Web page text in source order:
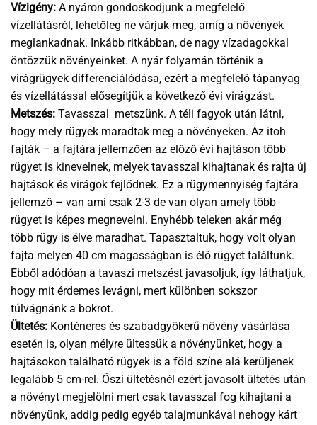
Vízigény: A nyáron gondoskodjunk a megfelelő
vízellátásról, lehetőleg ne várjuk meg, amíg a növények
meglankadnak. Inkább ritkábban, de nagy vízadagokkal
öntözzük növényeinket. A nyár folyamán történik a
virágrügyek differenciálódása, ezért a megfelelő tápanyag
és vízellátással elősegítjük a következő évi virágzást.
Metszés: Tavasszal metszünk. A téli fagyok után látni,
hogy mely rügyek maradtak meg a növényeken. Az itoh
fajták – a fajtára jellemzően az előző évi hajtáson több
rügyet is kinevelnek, melyek tavasszal kihajtanak és rajta új
hajtások és virágok fejlődnek. Ez a rügymennyiség fajtára
jellemző – van ami csak 2-3 de van olyan amely több
rügyet is képes megnevelni. Enyhébb teleken akár még
több rügy is élve maradhat. Tapasztaltuk, hogy volt olyan
fajta melyen 40 cm magasságban is élő rügyet találtunk.
Ebből adódóan a tavaszi metszést javasoljuk, így láthatjuk,
hogy mit érdemes levágni, mert különben sokszor
túlvágnánk a bokrot.
Ültetés: Konténeres és szabadgyökerű növény vásárlása
esetén is, olyan mélyre ültessük a növényünket, hogy a
hajtásokon található rügyek is a föld színe alá kerüljenek
legalább 5 cm-rel. Őszi ültetésnél ezért javasolt ültetés után
a növényt megjelölni mert csak tavasszal fog kihajtani a
növényünk, addig pedig egyéb talajmunkával nehogy kárt